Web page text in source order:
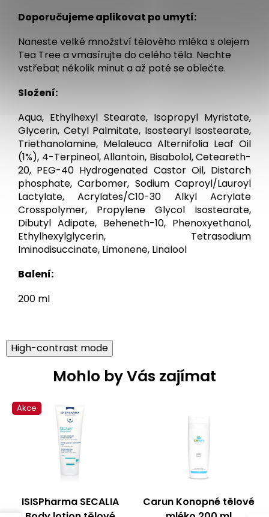
Doporučujeme aplikovat po umytí:
Naneste velké množství tělového mléka s olejem
Tea Tree a vmasírujte do celého těla. Nechte
vstřebat několik minut a až poté se oblečte.
Složení:
Aqua, Ethylhexyl Stearate, Isopropyl Myristate,
Glycerin, Cetyl Palmitate, Isostearyl Isostearate,
Triethanolamine, Melaleuca Alternifolia Leaf Oil
(1%), 4-Terpineol, Allantoin, Bisabolol, Ceteareth-
20, PEG-40 Hydrogenated Castor Oil, Distarch
phosphate, Carbomer, Sodium Caproyl/Lauroyl
Lactylate, Acrylates/C10-30 Alkyl Acrylate
Crosspolymer, Propylene Glycol Isostearate,
Dibutyl Adipate, Beheneth-10, Phenoxyethanol,
Ethylhexylglycerin, Tetrasodium
Iminodisuccinate, Limonene, Linalool
Balení:
200 ml
High-contrast mode
Mohlo by Vás zajímat
Akce
ISISPharma SECALIA
Carun Konopné tělové